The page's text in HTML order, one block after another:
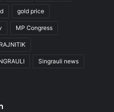
gold price
MP Congress
RAJNITIK
Singrauli news